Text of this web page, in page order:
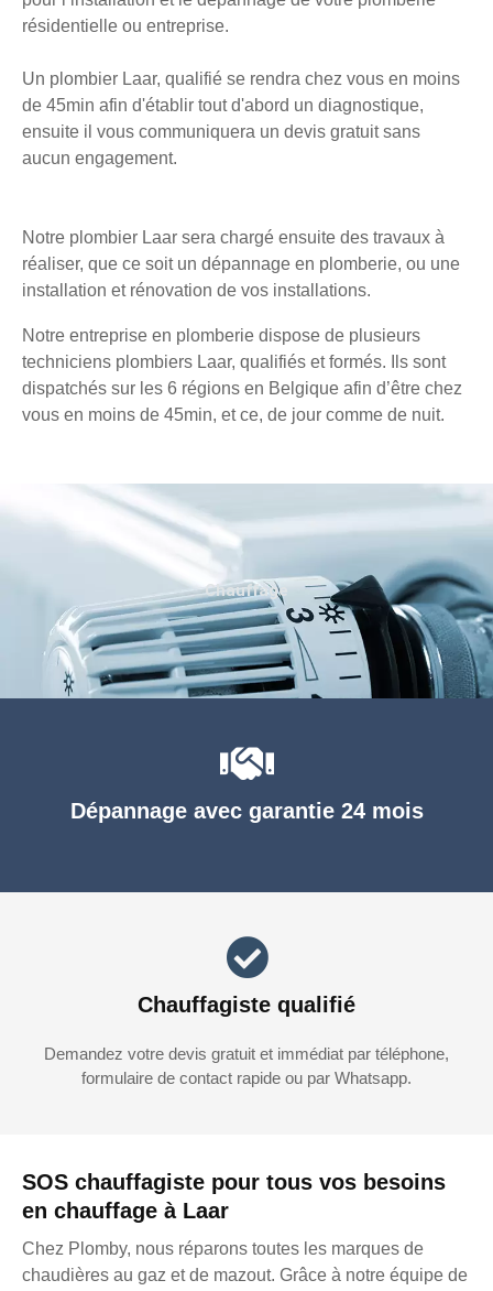
résidentielle ou entreprise.
Un plombier Laar, qualifié se rendra chez vous en moins
de 45min afin d'établir tout d'abord un diagnostique,
ensuite il vous communiquera un devis gratuit sans
aucun engagement.
Notre plombier Laar sera chargé ensuite des travaux à
réaliser, que ce soit un dépannage en plomberie, ou une
installation et rénovation de vos installations.
Notre entreprise en plomberie dispose de plusieurs
techniciens plombiers Laar, qualifiés et formés. Ils sont
dispatchés sur les 6 régions en Belgique afin d’être chez
vous en moins de 45min, et ce, de jour comme de nuit.
SOS chauffagiste pour tous vos besoins
en chauffage à Laar
Chez Plomby, nous réparons toutes les marques de
chaudières au gaz et de mazout. Grâce à notre équipe de
Dépannage avec garantie 24 mois
Chauffagiste qualifié
Demandez votre devis gratuit et immédiat par téléphone,
formulaire de contact rapide ou par Whatsapp.
Chauffage